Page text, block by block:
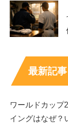
発言から具体像
す。
最新記事
ワールドカップ
イングはなぜ？